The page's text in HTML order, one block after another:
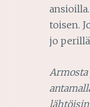
toisen.
jo
Armosta
lähtöisin